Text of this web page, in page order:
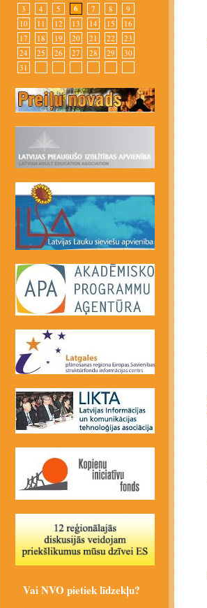
3
4 5 6 7 8
9
10
11 12 13 14 15
16
17
18 19 20 21 22
23
24
25 26 27 28 29
30
31
Vai NVO pietiek līdzekļu?